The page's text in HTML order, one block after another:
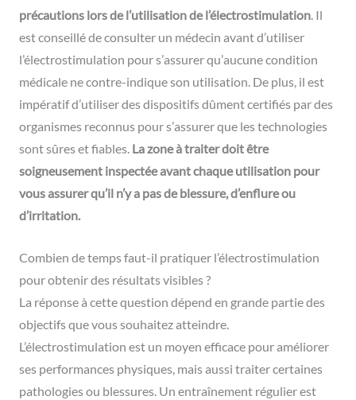
précautions lors de l’utilisation de l’électrostimulation. Il
est conseillé de consulter un médecin avant d’utiliser
l’électrostimulation pour s’assurer qu’aucune condition
médicale ne contre-indique son utilisation. De plus, il est
impératif d’utiliser des dispositifs dûment certifiés par des
organismes reconnus pour s’assurer que les technologies
sont sûres et fiables. La zone à traiter doit être
soigneusement inspectée avant chaque utilisation pour
vous assurer qu’il n’y a pas de blessure, d’enflure ou
d’irritation.
Combien de temps faut-il pratiquer l’électrostimulation
pour obtenir des résultats visibles ?
La réponse à cette question dépend en grande partie des
objectifs que vous souhaitez atteindre.
L’électrostimulation est un moyen efficace pour améliorer
ses performances physiques, mais aussi traiter certaines
pathologies ou blessures. Un entraînement régulier est